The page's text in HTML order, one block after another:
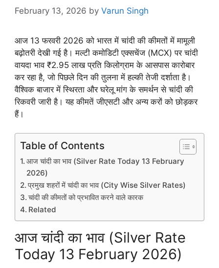
February 13, 2026 by Varun Singh
आज 13 फरवरी 2026 को भारत में चांदी की कीमतों में मामूली
बढ़ोतरी देखी गई है। मल्टी कमोडिटी एक्सचेंज (MCX) पर चांदी
वायदा भाव ₹2.95 लाख प्रति किलोग्राम के आसपास कारोबार
कर रहा है, जो पिछले दिन की तुलना में हल्की तेजी दर्शाता है।
वैश्विक बाजार में स्थिरता और घरेलू मांग के समर्थन से चांदी की
रिकवरी जारी है। यह कीमतें जीएसटी और अन्य करों को छोड़कर
हैं।
Table of Contents
आज चांदी का भाव (Silver Rate Today 13 February
2026)
प्रमुख शहरों में चांदी का भाव (City Wise Silver Rates)
चांदी की कीमतों को प्रभावित करने वाले कारक
Related
आज चांदी का भाव (Silver Rate
Today 13 February 2026)